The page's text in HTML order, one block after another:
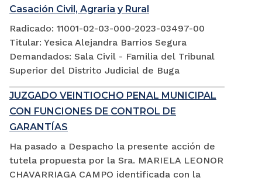
Casación Civil, Agraria y Rural
Radicado: 11001-02-03-000-2023-03497-00
Titular: Yesica Alejandra Barrios Segura
Demandados: Sala Civil - Familia del Tribunal
Superior del Distrito Judicial de Buga
JUZGADO VEINTIOCHO PENAL MUNICIPAL
CON FUNCIONES DE CONTROL DE
GARANTÍAS
Ha pasado a Despacho la presente acción de
tutela propuesta por la Sra. MARIELA LEONOR
CHAVARRIAGA CAMPO identificada con la